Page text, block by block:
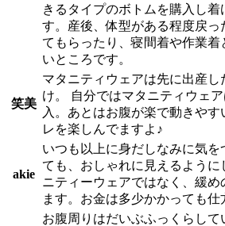
きるタイプのボトムを購入し着
す。産後、体型がある程度戻
てもらったり、寝間着や作業着
いところです。
笑美
マタニティウェアは先に出産
け。 自分ではマタニティウェ
入。あとはお腹が楽で動きや
レを楽しんでますよ♪
akie
いつも以上に身だしなみに気
ても、おしゃれに見えるように
ニティーウェアではなく、緩
ます。お金は多少かかっても仕
お腹周りはだいぶふっくらして